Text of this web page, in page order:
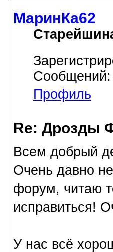
МаринКа62
Сообщений:
Профиль
Re: Дрозды
Всем добрый
Очень давно
форум, читаю
исправиться!
У нас всё